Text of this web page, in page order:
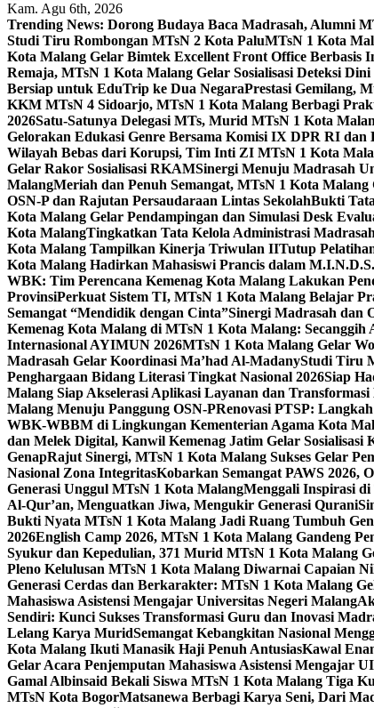
Kam. Agu 6th, 2026
Trending News: Dorong Budaya Baca Madrasah, Alumni
Studi Tiru Rombongan MTsN 2 Kota PaluMTsN 1 Kota
Kota Malang Gelar Bimtek Excellent Front Office Berbasis
Remaja, MTsN 1 Kota Malang Gelar Sosialisasi Deteksi
Bersiap untuk EduTrip ke Dua NegaraPrestasi Gemilang,
KKM MTsN 4 Sidoarjo, MTsN 1 Kota Malang Berbagi
2026Satu-Satunya Delegasi MTs, Murid MTsN 1 Kota
Gelorakan Edukasi Genre Bersama Komisi IX DPR RI dan
Wilayah Bebas dari Korupsi, Tim Inti ZI MTsN 1 Kota
Gelar Rakor Sosialisasi RKAMSinergi Menuju Madrasah
MalangMeriah dan Penuh Semangat, MTsN 1 Kota
OSN-P dan Rajutan Persaudaraan Lintas SekolahBukti
Kota Malang Gelar Pendampingan dan Simulasi Desk
Kota MalangTingkatkan Tata Kelola Administrasi
Kota Malang Tampilkan Kinerja Triwulan IITutup
Kota Malang Hadirkan Mahasiswi Prancis dalam
WBK: Tim Perencana Kemenag Kota Malang Lakukan
ProvinsiPerkuat Sistem TI, MTsN 1 Kota Malang Belajar
Semangat “Mendidik dengan Cinta”Sinergi Madrasah dan
Kemenag Kota Malang di MTsN 1 Kota Malang:
Internasional AYIMUN 2026MTsN 1 Kota Malang Gelar
Madrasah Gelar Koordinasi Ma’had Al-MadanyStudi Tiru
Penghargaan Bidang Literasi Tingkat Nasional 2026Siap
Malang Siap Akselerasi Aplikasi Layanan dan
Malang Menuju Panggung OSN-PRenovasi PTSP:
WBK-WBBM di Lingkungan Kementerian Agama Kota
dan Melek Digital, Kanwil Kemenag Jatim Gelar Sosialisasi
GenapRajut Sinergi, MTsN 1 Kota Malang Sukses Gelar
Nasional Zona IntegritasKobarkan Semangat PAWS 2026,
Generasi Unggul MTsN 1 Kota MalangMenggali Inspirasi
Al-Qur’an, Menguatkan Jiwa, Mengukir Generasi Qurani
Bukti Nyata MTsN 1 Kota Malang Jadi Ruang Tumbuh
2026English Camp 2026, MTsN 1 Kota Malang Gandeng
Syukur dan Kepedulian, 371 Murid MTsN 1 Kota Malang
Pleno Kelulusan MTsN 1 Kota Malang Diwarnai Capaian
Generasi Cerdas dan Berkarakter: MTsN 1 Kota Malang
Mahasiswa Asistensi Mengajar Universitas Negeri Malang
Sendiri: Kunci Sukses Transformasi Guru dan Inovasi
Lelang Karya MuridSemangat Kebangkitan Nasional
Kota Malang Ikuti Manasik Haji Penuh AntusiasKawal
Gelar Acara Penjemputan Mahasiswa Asistensi
Gamal Albinsaid Bekali Siswa MTsN 1 Kota Malang Tiga
MTsN Kota BogorMatsanewa Berbagi Karya Seni, Dari